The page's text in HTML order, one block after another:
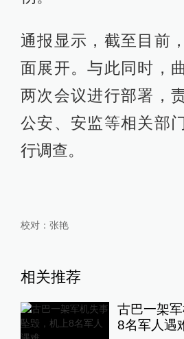
通报显示，截至目前
面展开。与此同时，
两次会议进行部署，
公安、安监等相关部
行调查。
校对： 张艳
相关推荐
古巴一架
8名军人遇